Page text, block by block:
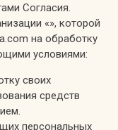
Согласия.
«», которой
на обработку
условиями:
своих
средств
персональных